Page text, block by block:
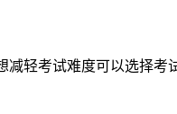
轻考试难度可以选择考